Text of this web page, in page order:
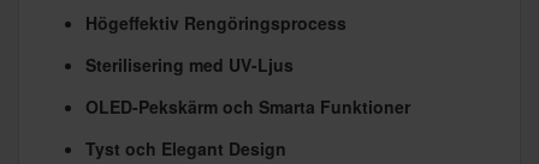
Högeffektiv Rengöringsprocess
Sterilisering med UV-Ljus
OLED-Pekskärm och Smarta Funktioner
Tyst och Elegant Design